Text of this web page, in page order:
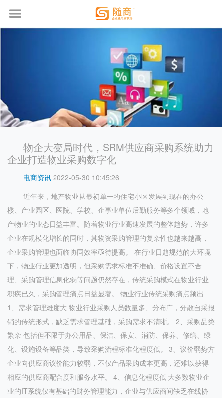
物企大变局时代，SRM供应商采购系统助力
企业打造物业采购数字化
电商资讯 2022-05-30 10:45:26
近年来，地产物业从最初单一的住宅小区发展到现在的办公
楼、产业园区、医院、学校、企事业单位后勤服务等多个领域，地
产物业的业态日益丰富。随着物业行业高速发展的整体趋势，许多
企业在规模化增长的同时，其物资采购管理的复杂性也越来越高，
企业采购管理也面临协同效率亟待提高。 在行业日趋规范的大环境
下，物业行业更加透明，但采购需求标准不准确、价格设置不合
理、采购管理信息化弱等问题仍然存在，传统采购模式在物业行业
积疾已久，采购管理痛点日益显著。 物业行业传统采购痛点频出
1、需求管理难度大 物业行业采购人员数量多、分布广，分散自采报
销的传统形式，缺乏需求管理基础，采购需求不清晰。 2、采购品类
繁杂 包括但不限于办公用品、保洁、保安、消防、保养、修缮、绿
化、设施设备等品类，导致采购流程标准化程度低。 3、议价弱势方
企业向供应商议价能力较弱，不仅产品采购成本更高，还难以获得
相应的供应商配合度和服务水平。 4、信息化程度低 大多数物业企
业的IT系统仅有基础的财务管理能力，企业与供应商间缺乏在线协